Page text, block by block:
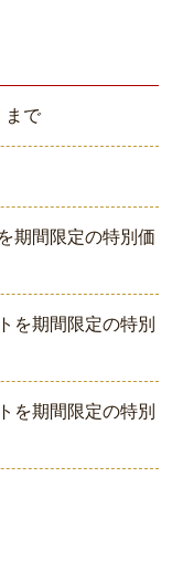
まで
期間限定の特別価
を期間限定の特別
を期間限定の特別